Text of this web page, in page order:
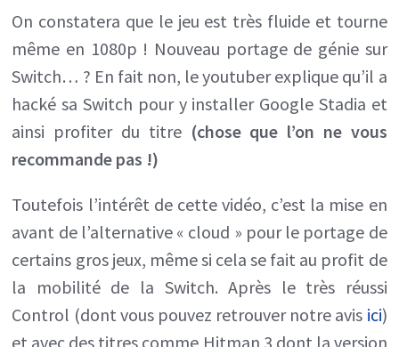
On constatera que le jeu est très fluide et tourne
même en 1080p ! Nouveau portage de génie sur
Switch… ? En fait non, le youtuber explique qu’il a
hacké sa Switch pour y installer Google Stadia et
ainsi profiter du titre (chose que l’on ne vous
recommande pas !)
Toutefois l’intérêt de cette vidéo, c’est la mise en
avant de l’alternative « cloud » pour le portage de
certains gros jeux, même si cela se fait au profit de
la mobilité de la Switch. Après le très réussi
Control (dont vous pouvez retrouver notre avis ici)
et avec des titres comme Hitman 3 dont la version